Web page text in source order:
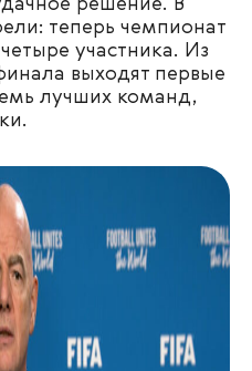
решение. В
теперь чемпионат
участника. Из
выходят первые
лучших команд,